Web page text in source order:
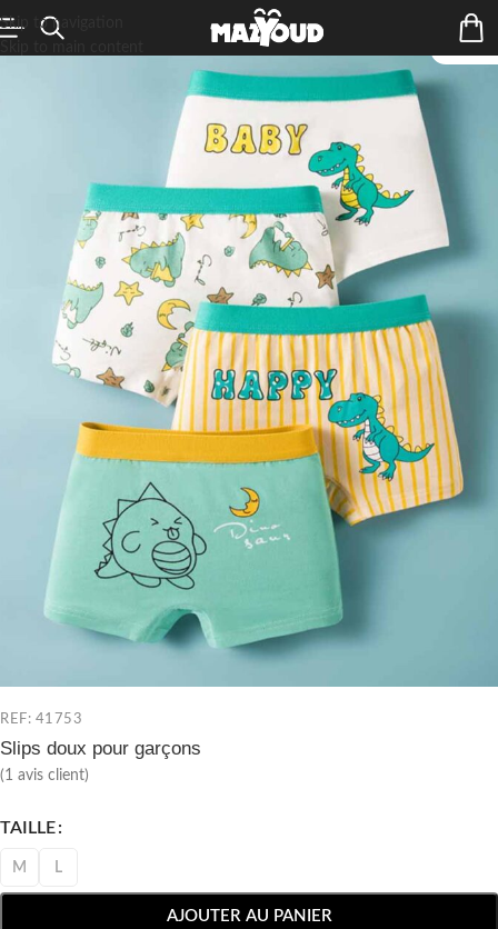
Skip to navigation
REF: 41753
Slips doux pour garçons
(1 avis client)
TAILLE
M L
AJOUTER AU PANIER